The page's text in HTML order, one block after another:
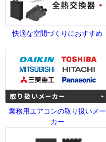
快適な空間づくりにおすすめ
業務用エアコンの取り扱いメー
カー